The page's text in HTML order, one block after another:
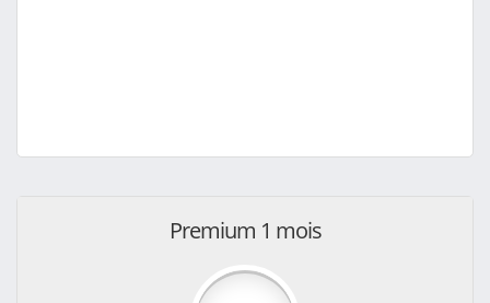
Premium 1 mois